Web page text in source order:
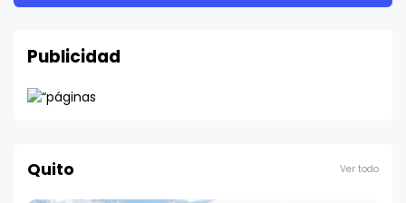
Publicidad
Quito Ver todo